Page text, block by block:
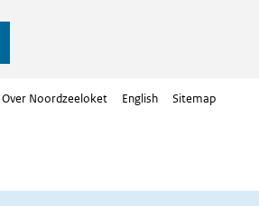
Over Noordzeeloket English Sitemap